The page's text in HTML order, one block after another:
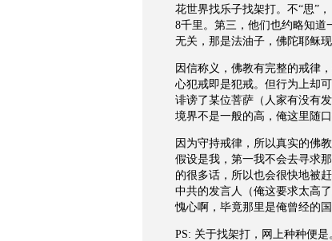
花世界找乐子找架打。不“思”
8千里。第三，他们也约略知道
无关，那是法油子，佛陀耶稣
因信称义，佛教有完整的戒律
心犯戒即是犯戒。但行为上却
诽谤了某位菩萨（人家有没有
境界不是一般的高，俺这里随
因为守持戒律，所以真实的佛
假设是我，第一我不会去寻求
的很多话，所以也会很快地被
中共的发言人（俺这要求太高
愧心啊，毕竟那里是俺曾经的国
PS: 关于找架打，网上种种便